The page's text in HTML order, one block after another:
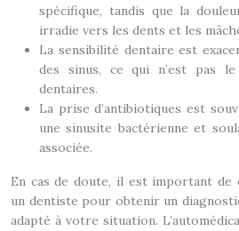
spécifique, tandis que la
irradie vers les dents et les
La sensibilité dentaire est
des sinus, ce qui n’est pas
dentaires.
La prise d’antibiotiques est
une sinusite bactérienne et
associée.
En cas de doute, il est important de
un dentiste pour obtenir un
adapté à votre situation.